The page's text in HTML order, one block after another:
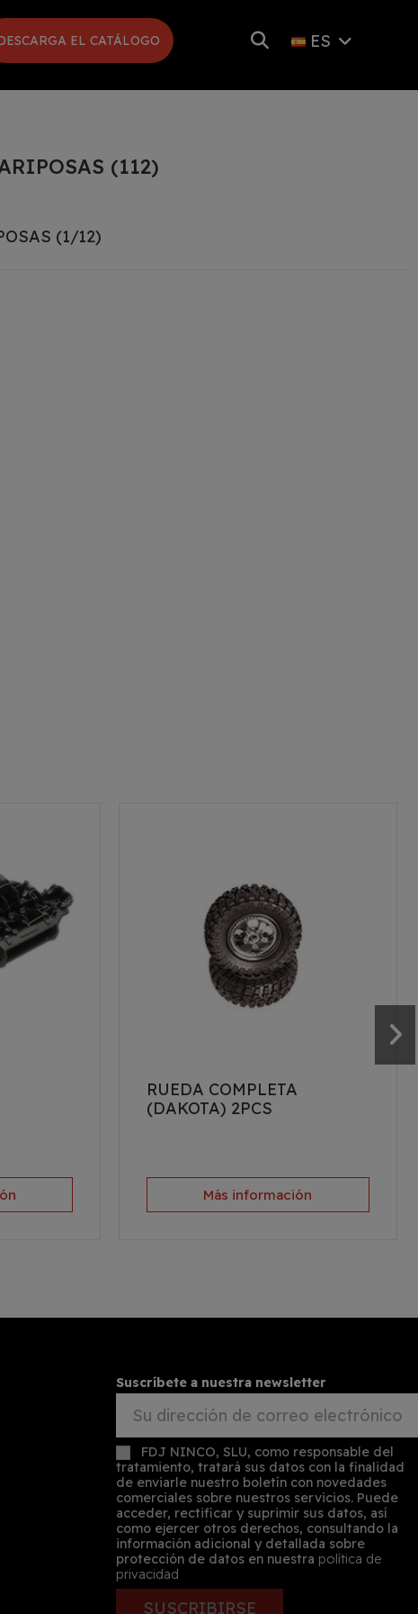
EL CATÁLOGO ES
(112)
(1/12)
RUEDA COMPLETA
(DAKOTA) 2PCS
Más información
Suscríbete a nuestra newsletter
FDJ NINCO, SLU, como responsable del
tratamiento, tratará sus datos con la finalidad
de enviarle nuestro boletín con novedades
comerciales sobre nuestros servicios. Puede
acceder, rectificar y suprimir sus datos, así
como ejercer otros derechos, consultando la
información adicional y detallada sobre
protección de datos en nuestra política de
privacidad
SUSCRIBIRSE